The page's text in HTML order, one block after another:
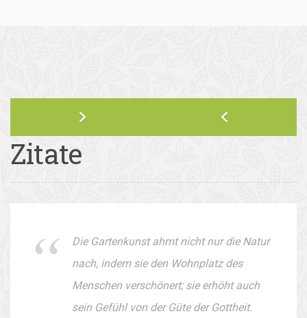
Zitate
Die Gartenkunst ahmt nicht nur die Natur
nach, indem sie den Wohnplatz des
Menschen verschönert; sie erhöht auch
sein Gefühl von der Güte der Gottheit.